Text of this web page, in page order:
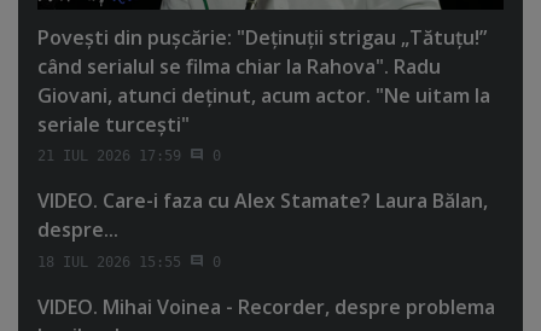
Poveşti din puşcărie: "Deţinuţii strigau „Tătuţu!”
când serialul se filma chiar la Rahova". Radu
Giovani, atunci deţinut, acum actor. "Ne uitam la
seriale turceşti"
21 IUL 2026 17:59 0
VIDEO. Care-i faza cu Alex Stamate? Laura Bălan,
despre...
18 IUL 2026 15:55 0
VIDEO. Mihai Voinea - Recorder, despre problema